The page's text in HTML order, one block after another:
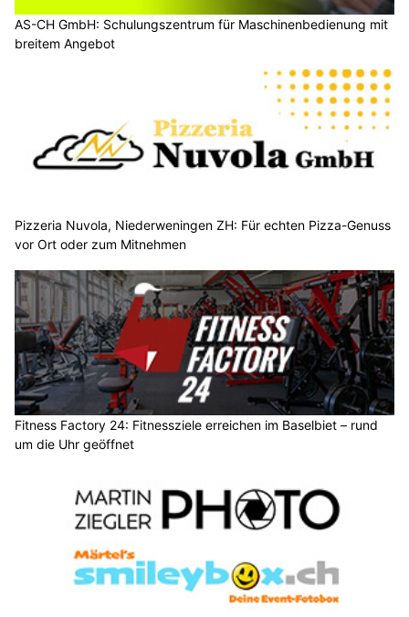
AS-CH GmbH: Schulungszentrum für Maschinenbedienung mit
breitem Angebot
Pizzeria Nuvola, Niederweningen ZH: Für echten Pizza-Genuss
vor Ort oder zum Mitnehmen
Fitness Factory 24: Fitnessziele erreichen im Baselbiet – rund
um die Uhr geöffnet